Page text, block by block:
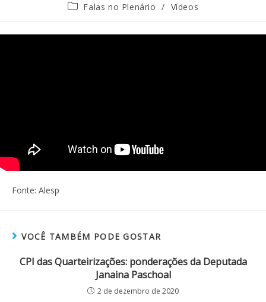
Falas no Plenário / Vídeos
Fonte: Alesp
VOCÊ TAMBÉM PODE GOSTAR
CPI das Quarteirizações: ponderações da Deputada
Janaina Paschoal
2 de dezembro de 2020